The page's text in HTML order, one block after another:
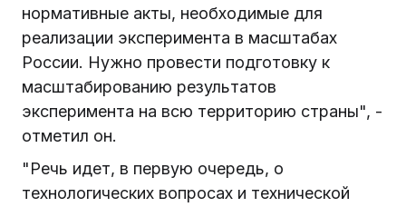
нормативные акты, необходимые для
реализации эксперимента в масштабах
России. Нужно провести подготовку к
масштабированию результатов
эксперимента на всю территорию страны", -
отметил он.
"Речь идет, в первую очередь, о
технологических вопросах и технической